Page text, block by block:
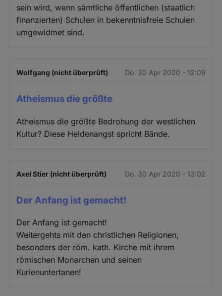
sein wird, wenn sämtliche öffentlichen (staatlich
finanzierten) Schulen in bekenntnisfreie Schulen
umgewidmet sind.
Wolfgang (nicht überprüft) Do. 30 Apr 2020 - 12:09
Atheismus die größte
Atheismus die größte Bedrohung der westlichen
Kultur? Diese Heidenangst spricht Bände.
Axel Stier (nicht überprüft) Do. 30 Apr 2020 - 13:02
Der Anfang ist gemacht!
Der Anfang ist gemacht!
Weitergehts mit den christlichen Religionen,
besonders der röm. kath. Kirche mit ihrem
römischen Monarchen und seinen
Kurienuntertanen!